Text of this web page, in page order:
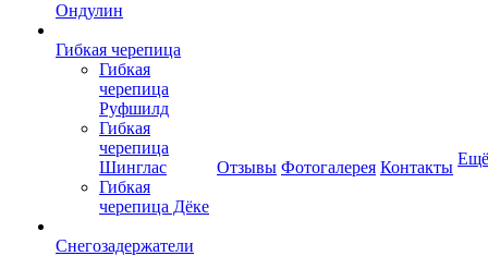
Ондулин
Гибкая черепица
Гибкая
черепица
Руфшилд
Гибкая
черепица
Шинглас
Гибкая
черепица Дёке
Снегозадержатели
Отзывы Фотогалерея Контакты Ещё